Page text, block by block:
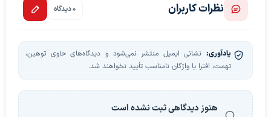
نظرات کاربران 0 دیدگاه
یادآوری: نشانی ایمیل منتشر نمی‌شود و دیدگاه‌های حاوی توهین،
تهمت، افترا یا واژگان نامناسب تأیید نخواهند شد.
هنوز دیدگاهی ثبت نشده است